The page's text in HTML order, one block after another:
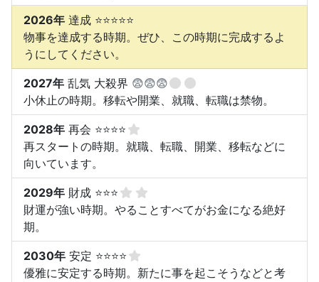
2026年 達成 ⭐⭐⭐⭐⭐
物事を達成する時期。ぜひ、この時期に完成するよ
うにしてください。
2027年 乱気 大殺界 😨😨😨
小休止の時期。移転や開業、就職、転職は禁物。
2028年 再会 ⭐⭐⭐⭐
再スタートの時期。就職、転職、開業、移転などに
向いています。
2029年 財成 ⭐⭐⭐
財運が強い時期。やることすべてがお金になる絶好
期。
2030年 安定 ⭐⭐⭐⭐
優雅に安定する時期。新たに事を起こそうなどと考